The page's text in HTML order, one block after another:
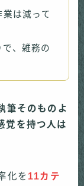
は減って
、雑務の
筆そのものよ
覚を持つ人は
化を 11カテ